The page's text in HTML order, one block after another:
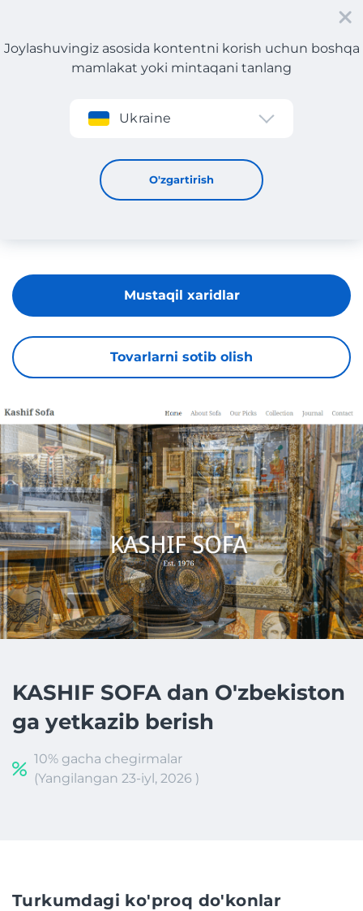
Roʻyxatdan oʻtish
Joylashuvingiz asosida kontentni korish uchun boshqa
mamlakat yoki mintaqani tanlang
Ukraine
O'zgartirish
KASHIF SOFA
Tovarlarni sotib olish
Mustaqil xaridlar
KASHIF SOFA dan O'zbekiston
ga yetkazib berish
10% gacha chegirmalar
(Yangilangan 23-iyl, 2026 )
Turkumdagi ko'proq do'konlar